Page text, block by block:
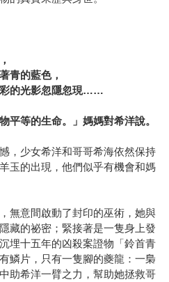
青的藍色，
彩的光影忽隱忽現……
平等的生命。」媽媽對希洋說。
，少女希洋和哥哥希海依然保持
的出現，他們似乎有機會和媽
無意間啟動了封印的巫術，她與
藏的祕密；緊接著是一隻身上發
埋十五年的凶殺案證物「鈴首青
鱗片，只有一隻腳的夔龍：一梟
助希洋一臂之力，幫助她拯救哥